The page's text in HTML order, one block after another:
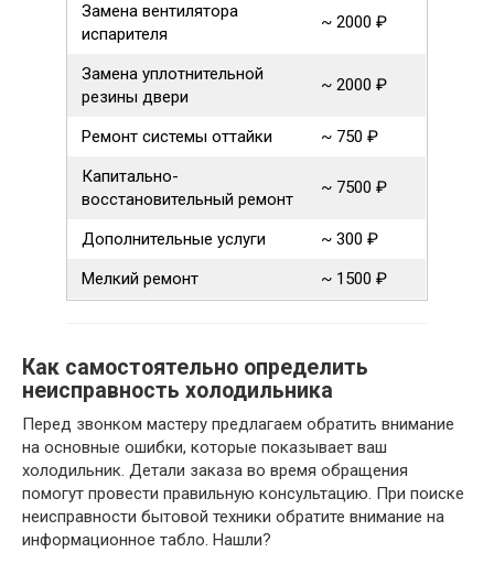
Замена вентилятора
испарителя
~ 2000 ₽
Замена уплотнительной
резины двери
~ 2000 ₽
Ремонт системы оттайки
~ 750 ₽
Капитально-
восстановительный ремонт
~ 7500 ₽
Дополнительные услуги
~ 300 ₽
Мелкий ремонт
~ 1500 ₽
Как самостоятельно определить
неисправность холодильника
Перед звонком мастеру предлагаем обратить внимание
на основные ошибки, которые показывает ваш
холодильник. Детали заказа во время обращения
помогут провести правильную консультацию. При поиске
неисправности бытовой техники обратите внимание на
информационное табло. Нашли?